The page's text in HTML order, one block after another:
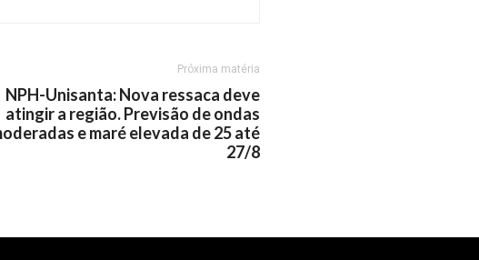
Próxima matéria
NPH-Unisanta: Nova ressaca deve
atingir a região. Previsão de ondas
e maré elevada de 25 até
27/8